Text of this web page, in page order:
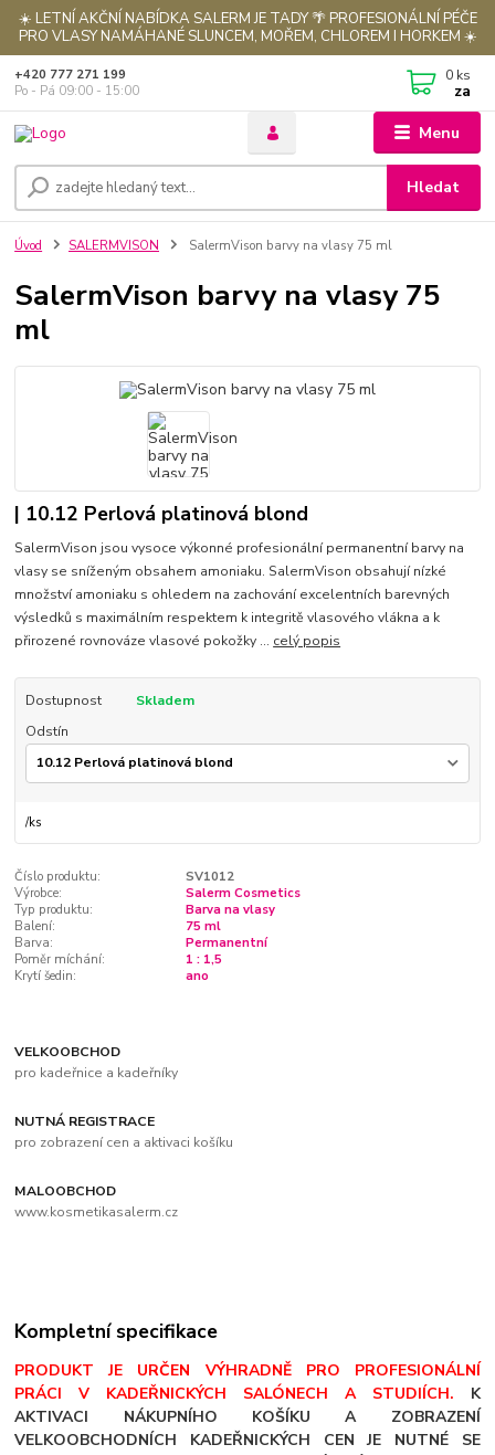
☀️ LETNÍ AKČNÍ NABÍDKA SALERM JE TADY 🌴 PROFESIONÁLNÍ PÉČE
PRO VLASY NAMÁHANÉ SLUNCEM, MOŘEM, CHLOREM I HORKEM ☀️
Menu
Hledat
+420 777 271 199
Po - Pá 09:00 - 15:00
0 ks
za
Úvod SALERMVISON SalermVison barvy na vlasy 75 ml
SalermVison barvy na vlasy 75
ml
| 10.12 Perlová platinová blond
SalermVison jsou vysoce výkonné profesionální permanentní barvy na
vlasy se sníženým obsahem amoniaku. SalermVison obsahují nízké
množství amoniaku s ohledem na zachování excelentních barevných
výsledků s maximálním respektem k integritě vlasového vlákna a k
přirozené rovnováze vlasové pokožky ... celý popis
Dostupnost
Skladem
Odstín
/ks
Číslo produktu:
SV1012
Výrobce:
Salerm Cosmetics
Typ produktu:
Barva na vlasy
Balení:
75 ml
Barva:
Permanentní
Poměr míchání:
1 : 1,5
Krytí šedin:
ano
VELKOOBCHOD
pro kadeřnice a kadeřníky
NUTNÁ REGISTRACE
pro zobrazení cen a aktivaci košíku
MALOOBCHOD
www.kosmetikasalerm.cz
Kompletní specifikace
PRODUKT JE URČEN VÝHRADNĚ PRO PROFESIONÁLNÍ
PRÁCI V KADEŘNICKÝCH SALÓNECH A STUDIÍCH. K
AKTIVACI NÁKUPNÍHO KOŠÍKU A ZOBRAZENÍ
VELKOOBCHODNÍCH KADEŘNICKÝCH CEN JE NUTNÉ SE